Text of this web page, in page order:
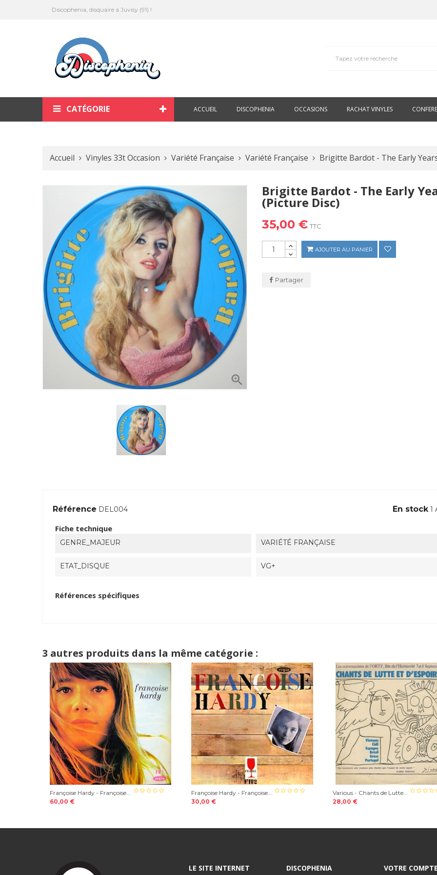
Discophenia, disquaire à Juvisy (91) !
CATÉGORIE ACCUEIL DISCOPHENIA OCCASIONS RACHAT VINYLES
Accueil Vinyles 33t Occasion Variété Française Variété Française Brigitte Bardot - The Early

Brigitte Bardot - The Early
(picture Disc)
35,00 € TTC
AJOUTER AU PANIER
Partager
Référence DEL004 En stock 1
Fiche technique
GENRE_MAJEUR VARIÉTÉ FRANÇAISE
ETAT_DISQUE VG+
Références spécifiques
3 autres produits dans la même catégorie :
Françoise Hardy - Françoise...
60,00 €
Françoise Hardy - Françoise...
30,00 €
Various - Chants de Lutte...
28,00 €
LE SITE INTERNET DISCOPHENIA VOTRE COMPTE